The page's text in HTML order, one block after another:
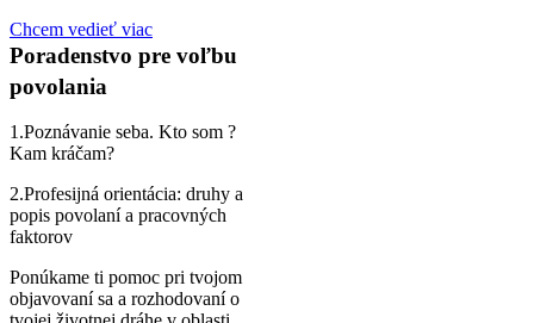
Chcem vedieť viac
Poradenstvo pre voľbu
povolania
1.Poznávanie seba. Kto som ?
Kam kráčam?
2.Profesijná orientácia: druhy a
popis povolaní a pracovných
faktorov
Ponúkame ti pomoc pri tvojom
objavovaní sa a rozhodovaní o